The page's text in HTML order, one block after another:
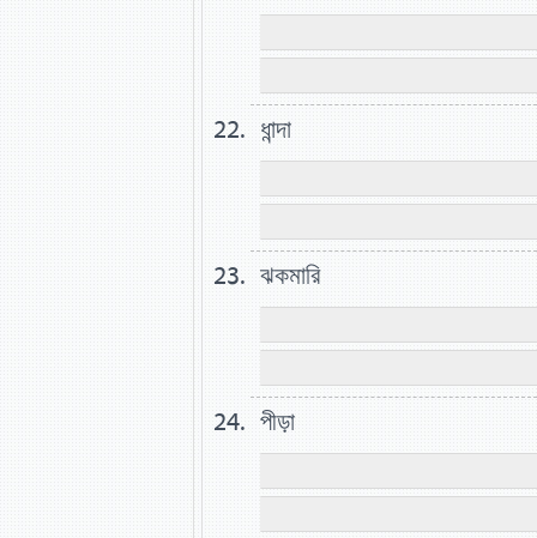
ধান্দা
ঝকমারি
পীড়া